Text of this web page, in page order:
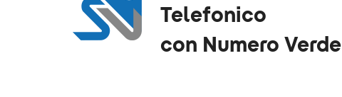
Telefonico
con Numero Verde